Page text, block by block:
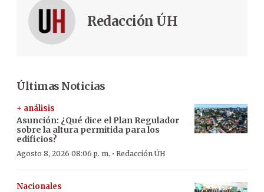
Redacción ÚH
Últimas Noticias
+ análisis
Asunción: ¿Qué dice el Plan Regulador
sobre la altura permitida para los
edificios?
Agosto 8, 2026 08:06 p. m. · Redacción ÚH
Nacionales